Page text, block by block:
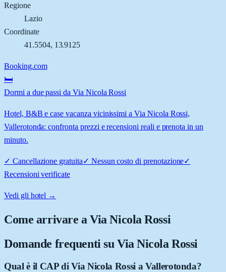
Regione
Lazio
Coordinate
41.5504, 13.9125
Booking.com
🛏️
Dormi a due passi da Via Nicola Rossi
Hotel, B&B e case vacanza vicinissimi a Via Nicola Rossi,
Vallerotonda: confronta prezzi e recensioni reali e prenota in un
minuto.
✓ Cancellazione gratuita✓ Nessun costo di prenotazione✓
Recensioni verificate
Vedi gli hotel →
Come arrivare aVia Nicola Rossi
Domande frequenti su Via Nicola Rossi
Qual è il CAP di Via Nicola Rossi a Vallerotonda?